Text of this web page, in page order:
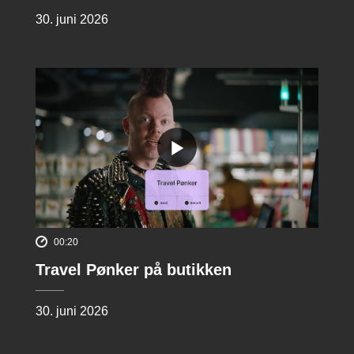
30. juni 2026
00:20
Travel Pønker på butikken
30. juni 2026